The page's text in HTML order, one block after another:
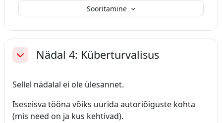
Sooritamine
AhendaNädal 4: Küberturvalisus
Sellel nädalal ei ole ülesannet.
Iseseisva tööna võiks uurida autoriõiguste kohta
(mis need on ja kus kehtivad).